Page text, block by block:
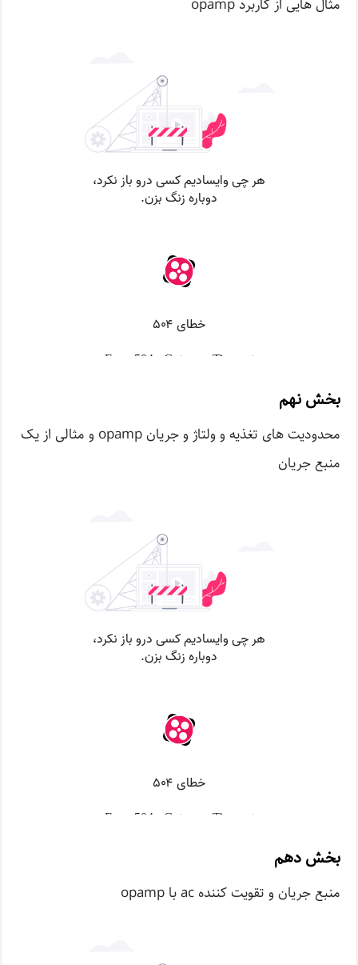
مثال هایی از کاربرد opamp
بخش نهم
محدودیت های تغذیه و ولتاژ و جریان opamp و مثالی از یک
منبع جریان
بخش دهم
منبع جریان و تقویت کننده ac با opamp